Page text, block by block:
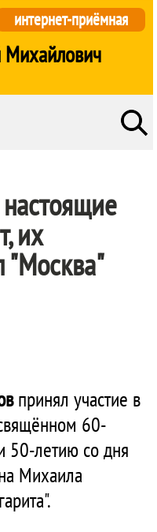
интернет-приёмная
их
"Москва"
принял участие в
60-
50-летию со дня
Михаила